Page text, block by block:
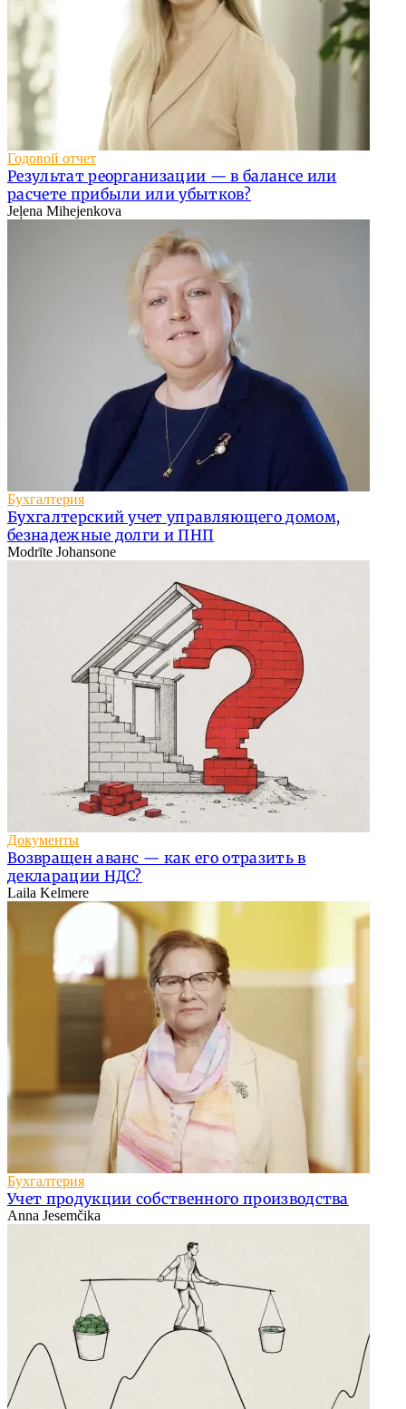
Годовой отчет
Результат реорганизации — в балансе или
расчете прибыли или убытков?
Jeļena Mihejenkova
Бухгалтерия
Бухгалтерский учет управляющего домом,
безнадежные долги и ПНП
Modrīte Johansone
Документы
Возвращен аванс — как его отразить в
декларации НДС?
Laila Kelmere
Бухгалтерия
Учет продукции собственного производства
Anna Jesemčika